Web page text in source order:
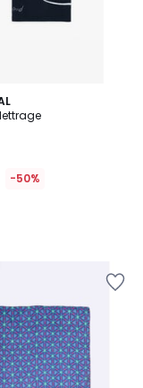
-50%